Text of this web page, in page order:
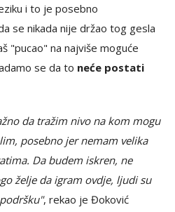
i to je posebno
se nikada nije držao tog gesla
"pucao" na najviše moguće
se da to neće postati
da tražim nivo na kom mogu
posebno jer nemam velika
Da budem iskren, ne
želje da igram ovdje, ljudi su
, rekao je Đoković